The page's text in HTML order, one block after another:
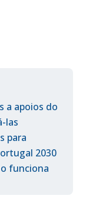
a apoios do
las
para
2030
funciona